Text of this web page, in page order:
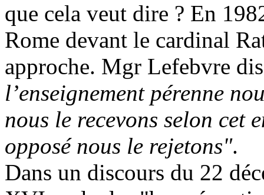
que cela veut dire ? En
Rome devant le cardinal
approche. Mgr Lefebvre
l’enseignement pérenne
nous le recevons selon cet
opposé nous le rejetons".
Dans un discours du 22